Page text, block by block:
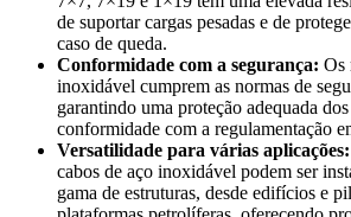
de suportar cargas pesadas e de
caso de queda.
Conformidade com a segurança: Os
inoxidável cumprem as normas de
garantindo uma proteção adequada
conformidade com a regulamentação
Versatilidade para várias aplicações:
cabos de aço inoxidável podem ser
gama de estruturas, desde edifícios e